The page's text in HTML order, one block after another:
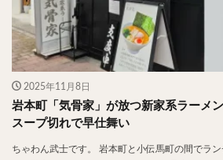
2025年11月8日
岩本町「気骨家」が放つ新家系ラーメ
スープ切れで早仕舞い
ちゃわん武士です。 岩本町と小伝馬町の間でラ